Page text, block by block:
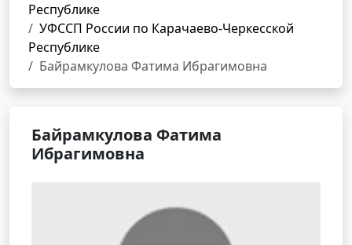
Республике
УФССП России по Карачаево-Черкесской
Республике
Байрамкулова Фатима Ибрагимовна
Байрамкулова Фатима
Ибрагимовна